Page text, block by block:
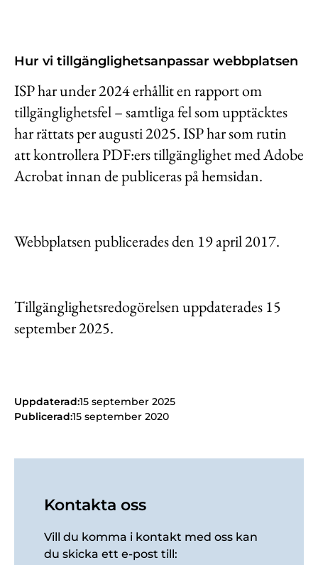
Hur vi tillgänglighetsanpassar webbplatsen
ISP har under 2024 erhållit en rapport om
tillgänglighetsfel – samtliga fel som upptäcktes
har rättats per augusti 2025. ISP har som rutin
att kontrollera PDF:ers tillgänglighet med Adobe
Acrobat innan de publiceras på hemsidan.
Webbplatsen publicerades den 19 april 2017.
Tillgänglighetsredogörelsen uppdaterades 15
september 2025.
Uppdaterad:15 september 2025
Publicerad:15 september 2020
Kontakta oss
Vill du komma i kontakt med oss kan
du skicka ett e-post till: